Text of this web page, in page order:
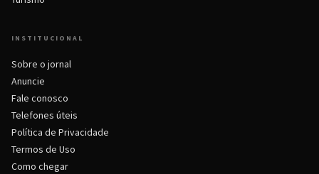
INSTITUCIONAL
Sobre o jornal
Anuncie
Fale conosco
Telefones úteis
Política de Privacidade
Termos de Uso
Como chegar